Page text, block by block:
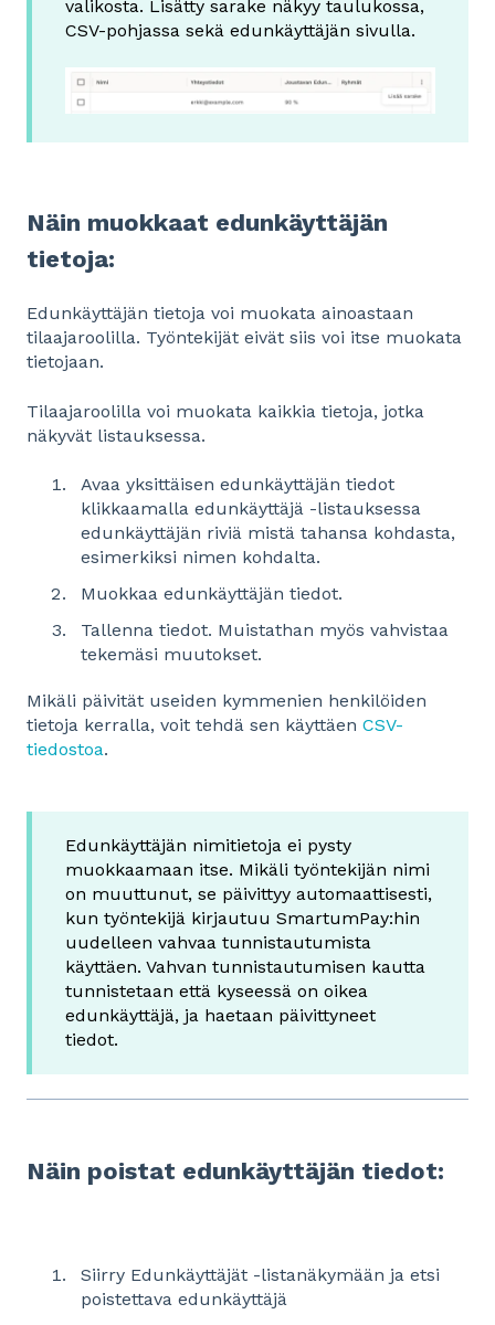
valikosta. Lisätty sarake näkyy taulukossa,
CSV-pohjassa sekä edunkäyttäjän sivulla.
Näin muokkaat edunkäyttäjän
tietoja:
Edunkäyttäjän tietoja voi muokata ainoastaan
tilaajaroolilla. Työntekijät eivät siis voi itse muokata
tietojaan.
Tilaajaroolilla voi muokata kaikkia tietoja, jotka
näkyvät listauksessa.
Avaa yksittäisen edunkäyttäjän tiedot
klikkaamalla edunkäyttäjä -listauksessa
edunkäyttäjän riviä mistä tahansa kohdasta,
esimerkiksi nimen kohdalta.
Muokkaa edunkäyttäjän tiedot.
Tallenna tiedot. Muistathan myös vahvistaa
tekemäsi muutokset.
Mikäli päivität useiden kymmenien henkilöiden
tietoja kerralla, voit tehdä sen käyttäen CSV-
tiedostoa.
Edunkäyttäjän nimitietoja ei pysty
muokkaamaan itse. Mikäli työntekijän nimi
on muuttunut, se päivittyy automaattisesti,
kun työntekijä kirjautuu SmartumPay:hin
uudelleen vahvaa tunnistautumista
käyttäen. Vahvan tunnistautumisen kautta
tunnistetaan että kyseessä on oikea
edunkäyttäjä, ja haetaan päivittyneet
tiedot.
Näin poistat edunkäyttäjän tiedot:
Siirry Edunkäyttäjät -listanäkymään ja etsi
poistettava edunkäyttäjä